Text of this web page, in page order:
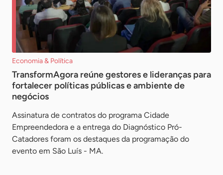
Economia & Política
TransformAgora reúne gestores e lideranças para
fortalecer políticas públicas e ambiente de
negócios
Assinatura de contratos do programa Cidade
Empreendedora e a entrega do Diagnóstico Pró-
Catadores foram os destaques da programação do
evento em São Luís - MA.